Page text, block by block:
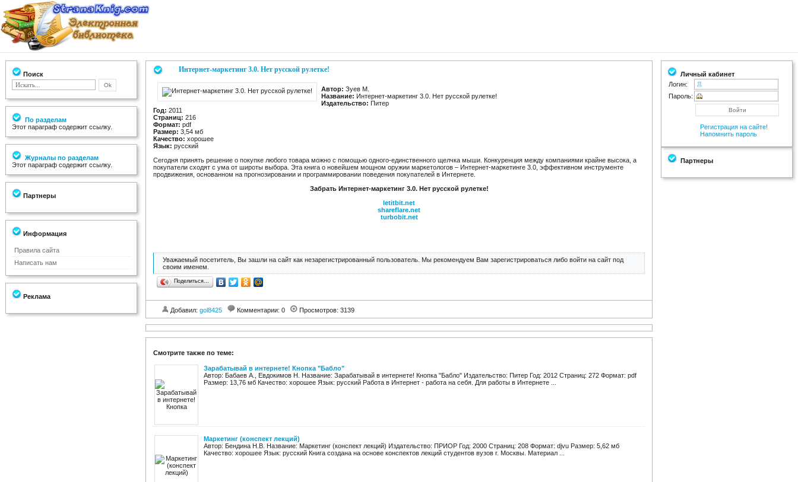
Поиск
По разделам
Этот параграф содержит ссылку.
Журналы по разделам
Этот параграф содержит ссылку.
Партнеры
Информация
Правила сайта
Написать нам
Реклама
Интернет-маркетинг 3.0. Нет русской рулетке!
Автор: Зуев М.
Название: Интернет-маркетинг 3.0. Нет русской рулетке!
Издательство: Питер
Год: 2011
Страниц: 216
Формат: pdf
Размер: 3,54 мб
Качество: хорошее
Язык: русский
Сегодня принять решение о покупке любого товара можно с помощью одного-единственного щелчка мыши. Конкуренция между компаниями крайне высока, а
покупатели сходят с ума от широты выбора. Эта книга о новейшем мощном оружии маркетологов – Интернет-маркетинге 3.0, эффективном инструменте
продвижения, основанном на прогнозировании и программировании поведения покупателей в Интернете.
Забрать Интернет-маркетинг 3.0. Нет русской рулетке!
letitbit.net
shareflare.net
turbobit.net
Уважаемый посетитель, Вы зашли на сайт как незарегистрированный пользователь. Мы рекомендуем Вам зарегистрироваться либо войти на сайт под
своим именем.
Поделиться…
Добавил: gol8425 Комментарии: 0 Просмотров: 3139
Смотрите также по теме:
Зарабатывай в интернете! Кнопка "Бабло"
Автор: Бабаев А., Евдокимов Н. Название: Зарабатывай в интернете! Кнопка "Бабло" Издательство: Питер Год: 2012 Страниц: 272 Формат: pdf
Размер: 13,76 мб Качество: хорошее Язык: русский Работа в Интернет - работа на себя. Для работы в Интернете ...
Маркетинг (конспект лекций)
Автор: Бендина Н.В. Название: Маркетинг (конспект лекций) Издательство: ПРИОР Год: 2000 Страниц: 208 Формат: djvu Размер: 5,62 мб
Качество: хорошее Язык: русский Книга создана на основе конспектов лекций студентов вузов г. Москвы. Материал ...
Личный кабинет
Логин:
Пароль:
Регистрация на сайте!
Напомнить пароль
Партнеры